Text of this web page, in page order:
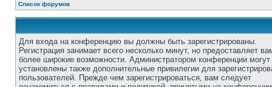
Список форумов
Для входа на конференцию вы должны быть зарегистрированы.
Регистрация занимает всего несколько минут, но предоставляет
более широкие возможности. Администратором конференции
установлены также дополнительные привилегии для
пользователей. Прежде чем зарегистрироваться, вам следует